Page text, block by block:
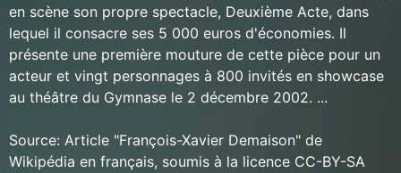
en scène son propre spectacle, Deuxième Acte, dans
lequel il consacre ses 5 000 euros d'économies. Il
présente une première mouture de cette pièce pour un
acteur et vingt personnages à 800 invités en showcase
au théâtre du Gymnase le 2 décembre 2002. ...
Source: Article "François-Xavier Demaison" de
Wikipédia en français, soumis à la licence CC-BY-SA